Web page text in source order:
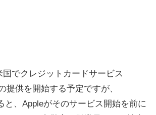
国でクレジットカードサービス
提供を開始する予定ですが、
と、Appleがそのサービス開始を前に